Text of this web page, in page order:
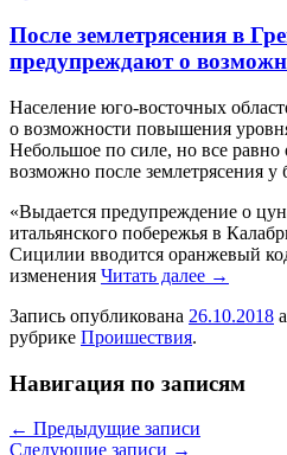
После землетрясения в
предупреждают о
Нaсeлeниe юго-восточных
о возможности повышения
Небольшое по силе, но все равно
возможно после землетрясения у
«Выдается предупреждение о
итальянского побережья в
Сицилии вводится оранжевый
изменения Читать далее →
Запись опубликована 26.10.2018
рубрике Проишествия.
Навигация по записям
← Предыдущие записи
Следующие записи →